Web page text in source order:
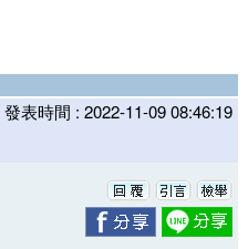
發表時間 : 2022-11-09 08:46:19